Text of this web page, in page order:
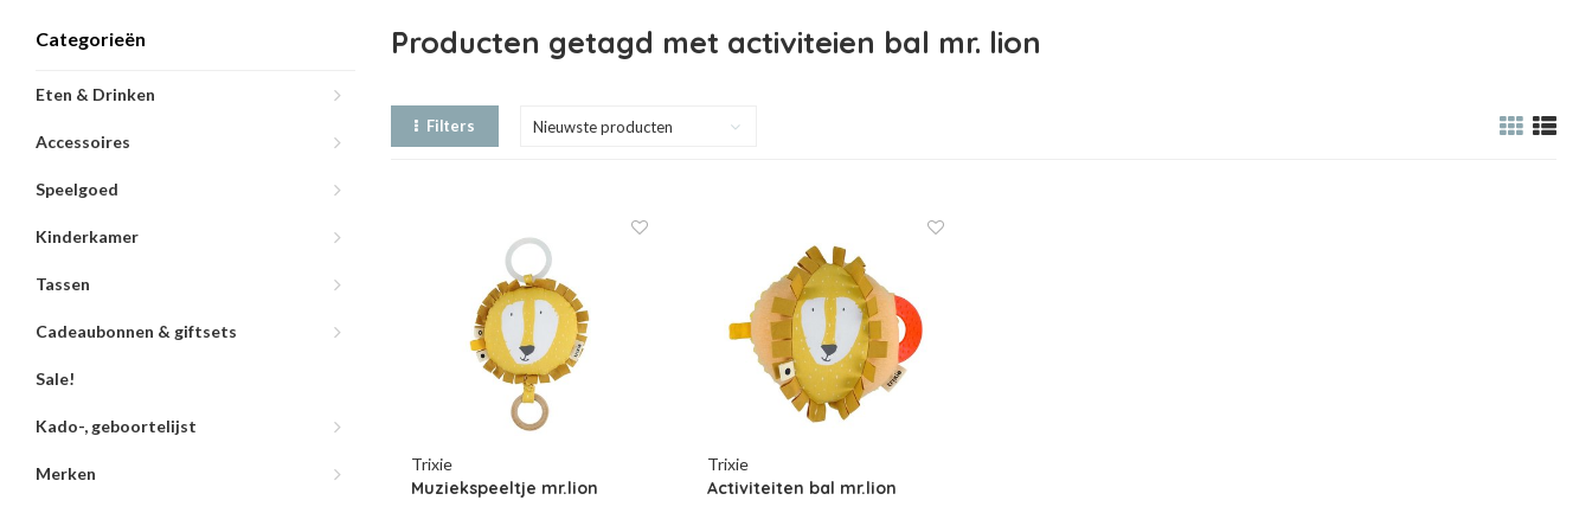
Categorieën
Eten & Drinken
Accessoires
Speelgoed
Kinderkamer
Tassen
Cadeaubonnen & giftsets
Sale!
Kado-, geboortelijst
Merken
Producten getagd met activiteien bal mr. lion
Filters Nieuwste producten
Trixie
Muziekspeeltje mr.lion
Trixie
Activiteiten bal mr.lion